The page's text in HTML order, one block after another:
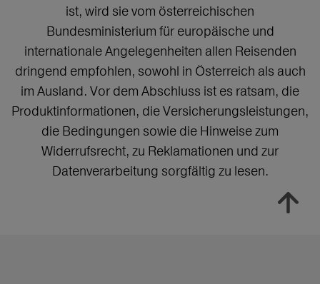
ist, wird sie vom österreichischen
Bundesministerium für europäische und
internationale Angelegenheiten allen Reisenden
dringend empfohlen, sowohl in Österreich als auch
im Ausland. Vor dem Abschluss ist es ratsam, die
Produktinformationen, die Versicherungsleistungen,
die Bedingungen sowie die Hinweise zum
Widerrufsrecht, zu Reklamationen und zur
Datenverarbeitung sorgfältig zu lesen.